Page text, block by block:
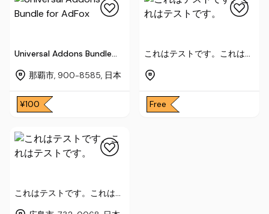
Universal Addons Bundle
那覇市, 900-8585, 日本
¥100
これはテストです。これはテ
Free
これはテストです。これはテ